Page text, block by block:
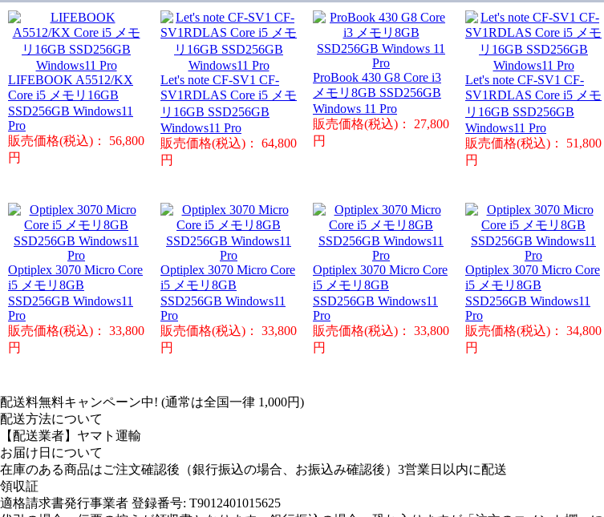
LIFEBOOK A5512/KX
Core i5 メモリ16GB
SSD256GB Windows11
Pro
販売価格(税込)： 56,800
円
Let's note CF-SV1 CF-
SV1RDLAS Core i5 メモ
リ16GB SSD256GB
Windows11 Pro
販売価格(税込)： 64,800
円
ProBook 430 G8 Core i3
メモリ8GB SSD256GB
Windows 11 Pro
販売価格(税込)： 27,800
円
Let's note CF-SV1 CF-
SV1RDLAS Core i5 メモ
リ16GB SSD256GB
Windows11 Pro
販売価格(税込)： 51,800
円
Optiplex 3070 Micro Core
i5 メモリ8GB
SSD256GB Windows11
Pro
販売価格(税込)： 33,800
円
Optiplex 3070 Micro Core
i5 メモリ8GB
SSD256GB Windows11
Pro
販売価格(税込)： 33,800
円
Optiplex 3070 Micro Core
i5 メモリ8GB
SSD256GB Windows11
Pro
販売価格(税込)： 33,800
円
Optiplex 3070 Micro Core
i5 メモリ8GB
SSD256GB Windows11
Pro
販売価格(税込)： 34,800
円
配送料無料キャンペーン中! (通常は全国一律 1,000円)
配送方法について
【配送業者】ヤマト運輸
お届け日について
在庫のある商品はご注文確認後（銀行振込の場合、お振込み確認後）3営業日以内に配送
領収証
適格請求書発行事業者 登録番号: T9012401015625